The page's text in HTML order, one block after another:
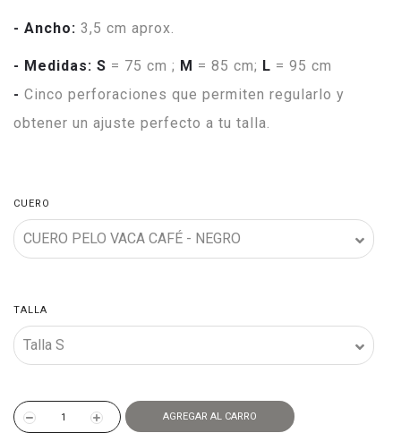
- Ancho: 3,5 cm aprox.
- Medidas: S = 75 cm ; M = 85 cm; L = 95 cm
- Cinco perforaciones que permiten regularlo y
obtener un ajuste perfecto a tu talla.
CUERO
TALLA
AGREGAR AL CARRO